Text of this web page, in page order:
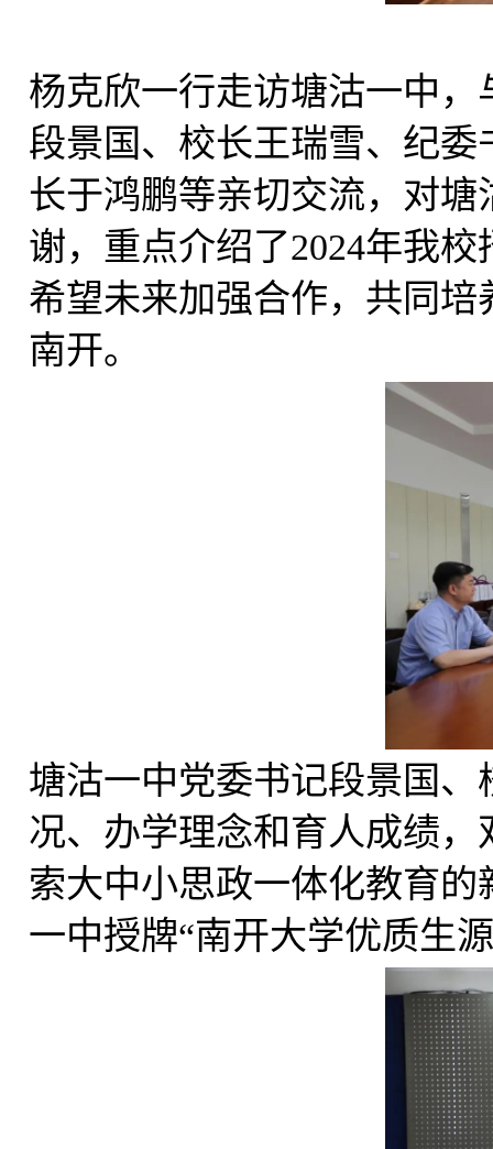
杨克欣一行走访塘沽一中
段景国、校长王瑞雪、纪
长于鸿鹏等亲切交流，对
谢，重点介绍了2024年我校
希望未来加强合作，共同
南开。
塘沽一中党委书记段景国
况、办学理念和育人成绩
索大中小思政一体化教育
一中授牌“南开大学优质生